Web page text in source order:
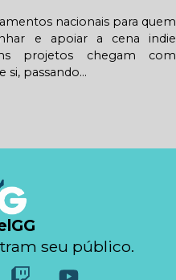
nacionais para quem
e apoiar a cena indie
projetos chegam com
passando...
seu público.